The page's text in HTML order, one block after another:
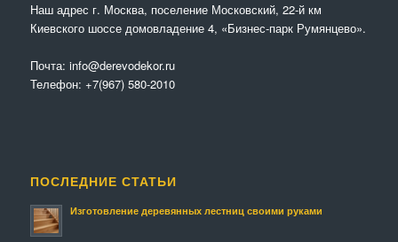
Наш адрес г. Москва, поселение Московский, 22-й км
Киевского шоссе домовладение 4, «Бизнес-парк Румянцево».
Почта: info@derevodekor.ru
Телефон: +7(967) 580-2010
ПОСЛЕДНИЕ СТАТЬИ
Изготовление деревянных лестниц своими руками